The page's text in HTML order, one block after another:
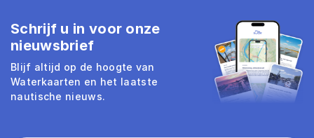
Schrijf u in voor onze
nieuwsbrief
Blijf altijd op de hoogte van
Waterkaarten en het laatste
nautische nieuws.